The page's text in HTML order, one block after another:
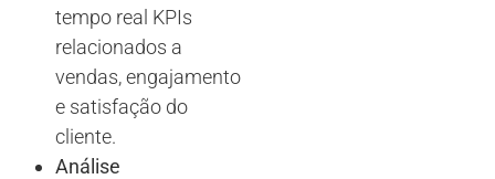
tempo real KPIs
relacionados a
vendas, engajamento
e satisfação do
cliente.
Análise